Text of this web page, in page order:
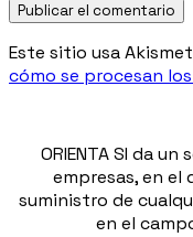
Publicar el comentario
Este sitio usa
cómo se procesan
ORIENTA SI da
empresas, en el
suministro de
en el